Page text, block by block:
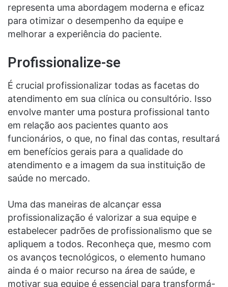
representa uma abordagem moderna e eficaz
para otimizar o desempenho da equipe e
melhorar a experiência do paciente.
Profissionalize-se
É crucial profissionalizar todas as facetas do
atendimento em sua clínica ou consultório. Isso
envolve manter uma postura profissional tanto
em relação aos pacientes quanto aos
funcionários, o que, no final das contas, resultará
em benefícios gerais para a qualidade do
atendimento e a imagem da sua instituição de
saúde no mercado.
Uma das maneiras de alcançar essa
profissionalização é valorizar a sua equipe e
estabelecer padrões de profissionalismo que se
apliquem a todos. Reconheça que, mesmo com
os avanços tecnológicos, o elemento humano
ainda é o maior recurso na área de saúde, e
motivar sua equipe é essencial para transformá-